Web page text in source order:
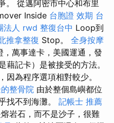
。 從邁阿密市中心和布里
Inside 台胞證 效期 台
法人 rwd 整復台中 Loop到
推拿整復 Stop。 全身按摩
萬事達卡，美國運通，發
記卡）是被接受的方法。
因為程序選項相對較少。
整骨院 由於整個島嶼都位
找不到海灘。 記帳士 推薦
岩石，而不是沙子，很難